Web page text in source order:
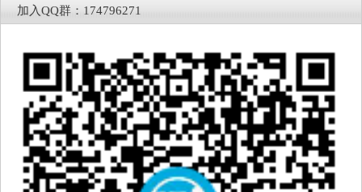
加入QQ群：174796271